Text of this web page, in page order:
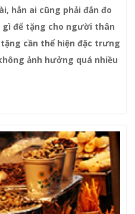
hẳn ai cũng phải đắn đo
gì để tặng cho người thân
cần thể hiện đặc trưng
ảnh hưởng quá nhiều